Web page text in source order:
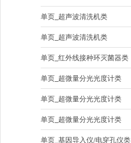
单页_超声波清洗机类
单页_超声波清洗机类
单页_红外线接种环灭菌器类
单页_超微量分光光度计类
单页_超微量分光光度计类
单页_超微量分光光度计类
单页_基因导入仪/电穿孔仪类